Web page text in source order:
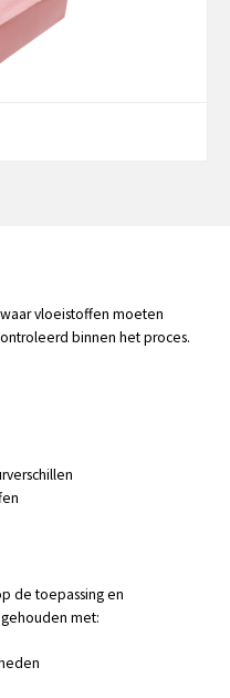
vloeistoffen moeten
binnen het proces.
de toepassing en
met: